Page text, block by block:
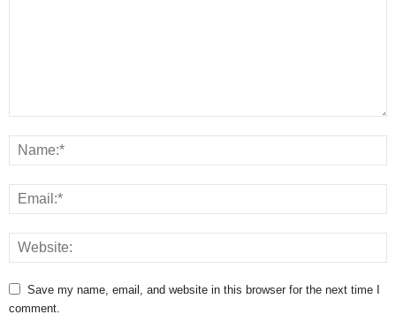
Save my name, email, and website in this browser for the next time I
comment.